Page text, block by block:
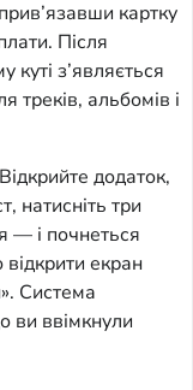
картку
Після
з’являється
треків, альбомів і
додаток,
натисніть три
— і почнеться
екран
Система
ви ввімкнули